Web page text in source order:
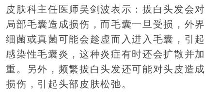
皮肤科主任医师吴剑波表示：拔白头发会对
局部毛囊造成损伤，而毛囊一旦受损，外界
细菌或真菌可能会趁虚而入进入毛囊，引起
感染性毛囊炎，这种炎症有时还会扩散并加
重。另外，频繁拔白头发还可能对头皮造成
损伤，引起头部皮肤松弛。